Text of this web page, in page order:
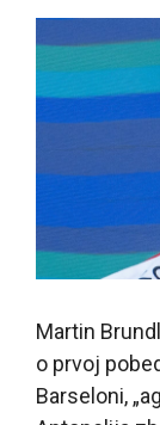
Martin
o prvoj
Barseloni,